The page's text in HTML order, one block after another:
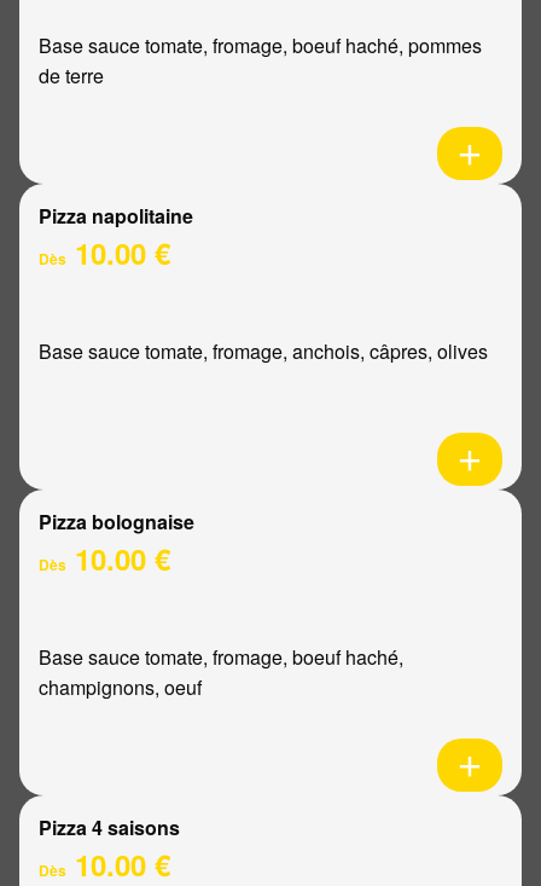
Base sauce tomate, fromage, boeuf haché, pommes
de terre
Pizza napolitaine
Dès 10.00 €
Base sauce tomate, fromage, anchois, câpres, olives
Pizza bolognaise
Dès 10.00 €
Base sauce tomate, fromage, boeuf haché,
champignons, oeuf
Pizza 4 saisons
Dès 10.00 €